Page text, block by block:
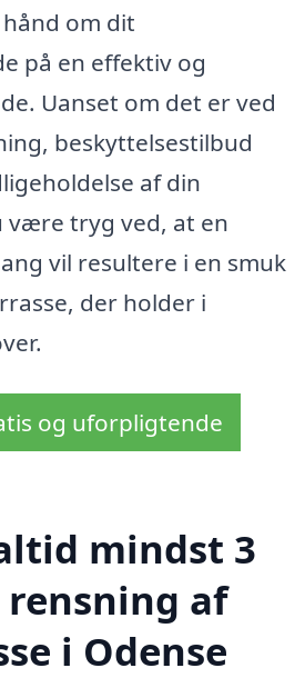
om dit
på en effektiv og
Uanset om det er ved
beskyttelsestilbud
af din
være tryg ved, at en
vil resultere i en smuk
der holder i
og uforpligtende
mindst 3
af
i Odense